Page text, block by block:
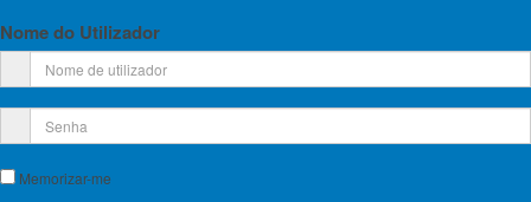
Nome do Utilizador
Memorizar-me